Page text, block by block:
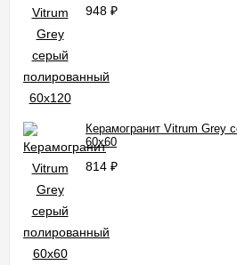
948 ₽
Керамогранит Vitrum Grey
60x60
814 ₽